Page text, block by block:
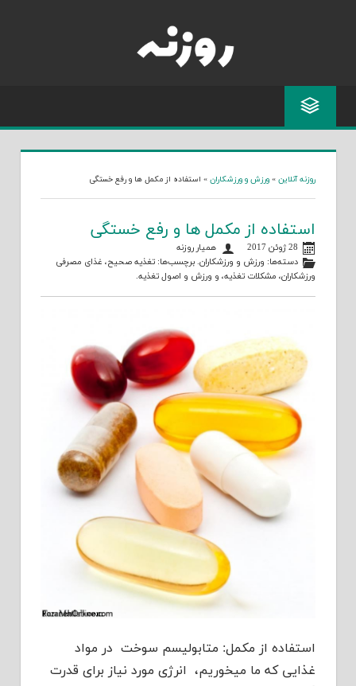
روزنه آنلاین » ورزش و ورزشکاران » استفاده از مکمل ها و رفع خستگی
استفاده از مکمل ها و رفع خستگی
28 ژوئن 2017
همیار روزنه
دسته‌ها: ورزش و ورزشکاران. برچسب‌ها:تغذیه صحیح، غذای مصرفی
ورزشکاران، مشکلات تغذیه، و ورزش و اصول تغذیه.
استفاده از مکمل: متابولیسم سوخت در مواد
غذایی که ما میخوریم، انرژی مورد نیاز برای قدرت